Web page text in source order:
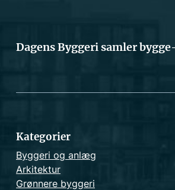
Dagens Byggeri samler
Kategorier
Byggeri og anlæg
Arkitektur
Grønnere byggeri